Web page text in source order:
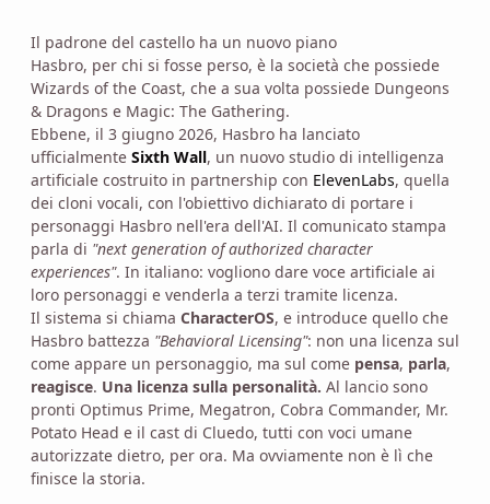
Il padrone del castello ha un nuovo piano
Hasbro, per chi si fosse perso, è la società che possiede
Wizards of the Coast, che a sua volta possiede Dungeons
& Dragons e Magic: The Gathering.
Ebbene, il 3 giugno 2026, Hasbro ha lanciato
ufficialmente Sixth Wall, un nuovo studio di intelligenza
artificiale costruito in partnership con ElevenLabs, quella
dei cloni vocali, con l'obiettivo dichiarato di portare i
personaggi Hasbro nell'era dell'AI. Il comunicato stampa
parla di "next generation of authorized character
experiences". In italiano: vogliono dare voce artificiale ai
loro personaggi e venderla a terzi tramite licenza.
Il sistema si chiama CharacterOS, e introduce quello che
Hasbro battezza "Behavioral Licensing": non una licenza sul
come appare un personaggio, ma sul come pensa, parla,
reagisce. Una licenza sulla personalità. Al lancio sono
pronti Optimus Prime, Megatron, Cobra Commander, Mr.
Potato Head e il cast di Cluedo, tutti con voci umane
autorizzate dietro, per ora. Ma ovviamente non è lì che
finisce la storia.